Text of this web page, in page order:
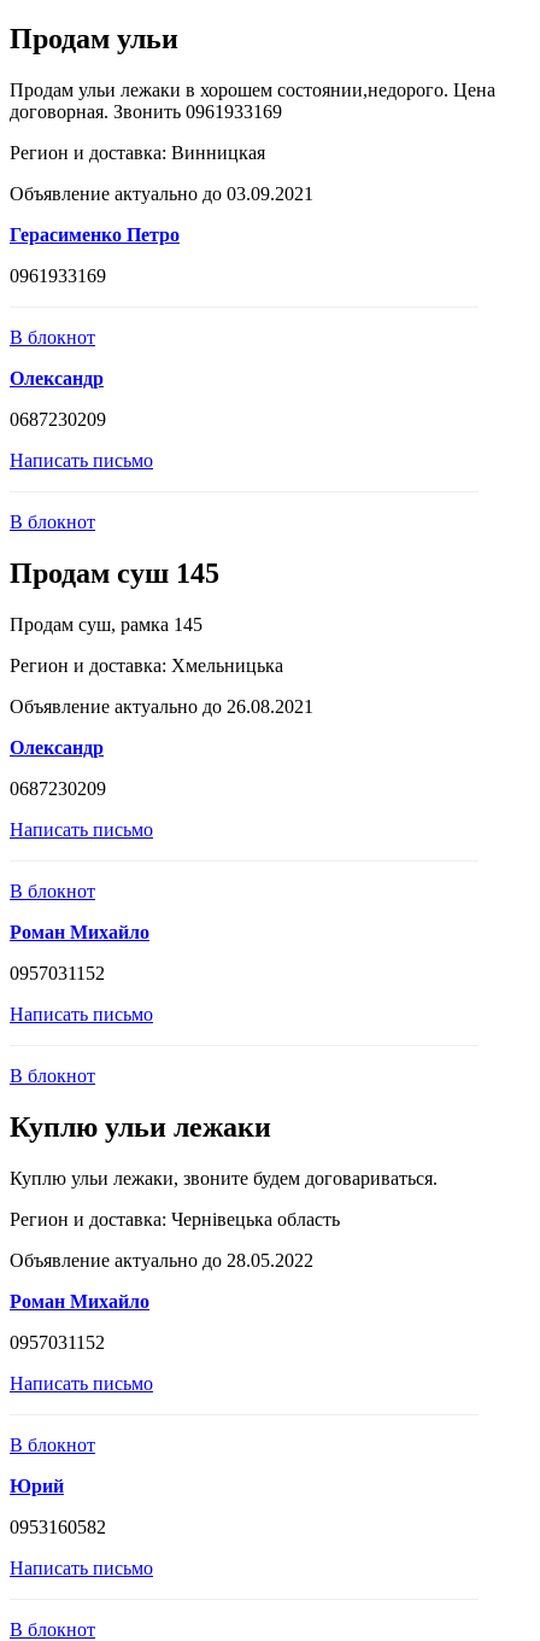
Продам ульи
Продам ульи лежаки в хорошем состоянии,недорого. Цена
договорная. Звонить 0961933169
Регион и доставка: Винницкая
Объявление актуально до 03.09.2021
Герасименко Петро
0961933169
В блокнот
Олександр
0687230209
Написать письмо
В блокнот
Продам суш 145
Продам суш, рамка 145
Регион и доставка: Хмельницька
Объявление актуально до 26.08.2021
Олександр
0687230209
Написать письмо
В блокнот
Роман Михайло
0957031152
Написать письмо
В блокнот
Куплю ульи лежаки
Куплю ульи лежаки, звоните будем договариваться.
Регион и доставка: Чернівецька область
Объявление актуально до 28.05.2022
Роман Михайло
0957031152
Написать письмо
В блокнот
Юрий
0953160582
Написать письмо
В блокнот